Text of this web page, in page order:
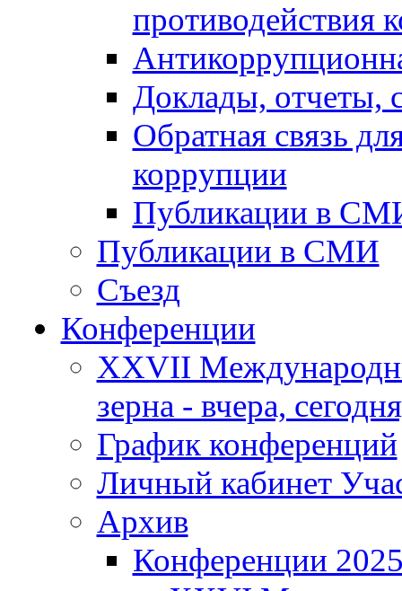
противодействия
Доклады, отчеты,
Обратная связь
коррупции
Публикации в
Публикации в СМИ
Съезд
Конференции
XXVII
зерна - вчера,
График конференций
Личный кабинет
Архив
Конференции